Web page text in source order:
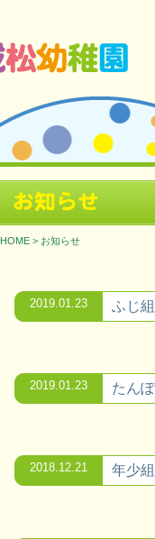
HOME> お知らせ
2019.01.23 ふじ
2019.01.23 たん
2018.12.21 年少